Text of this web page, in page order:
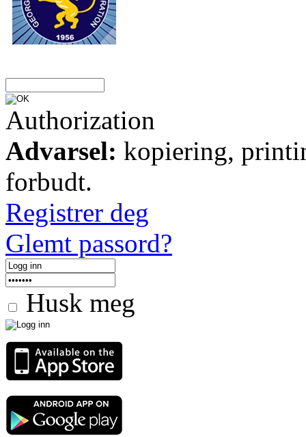
Authorization
Advarsel: kopiering,
forbudt.
Registrer deg
Glemt passord?
Husk meg